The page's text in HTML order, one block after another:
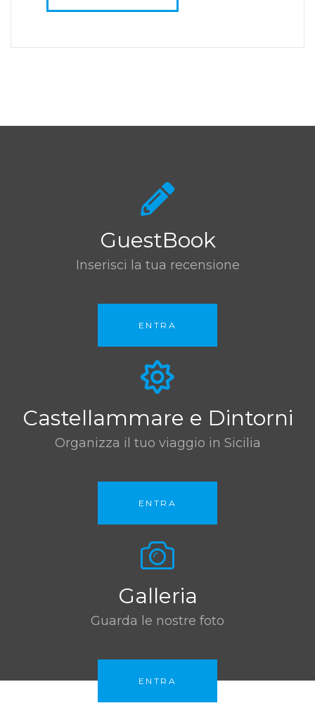
GuestBook
Inserisci la tua recensione
ENTRA
Castellammare e Dintorni
Organizza il tuo viaggio in Sicilia
ENTRA
Galleria
Guarda le nostre foto
ENTRA